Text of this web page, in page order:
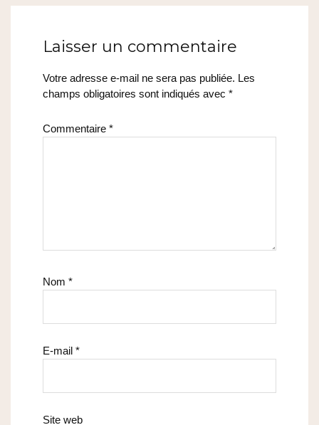
Laisser un commentaire
Votre adresse e-mail ne sera pas publiée. Les
champs obligatoires sont indiqués avec *
Commentaire *
Nom *
E-mail *
Site web